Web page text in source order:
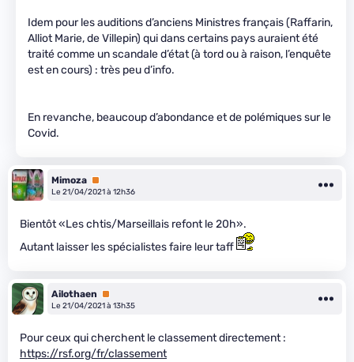
Idem pour les auditions d’anciens Ministres français (Raffarin,
Alliot Marie, de Villepin) qui dans certains pays auraient été
traité comme un scandale d’état (à tord ou à raison, l’enquête
est en cours) : très peu d’info.
En revanche, beaucoup d’abondance et de polémiques sur le
Covid.
Mimoza Premium
Le 21/04/2021 à 12h36
Bientôt «Les chtis/Marseillais refont le 20h».
Autant laisser les spécialistes faire leur taff
Ailothaen
Premium
Le 21/04/2021 à 13h35
Pour ceux qui cherchent le classement directement :
https://rsf.org/fr/classement